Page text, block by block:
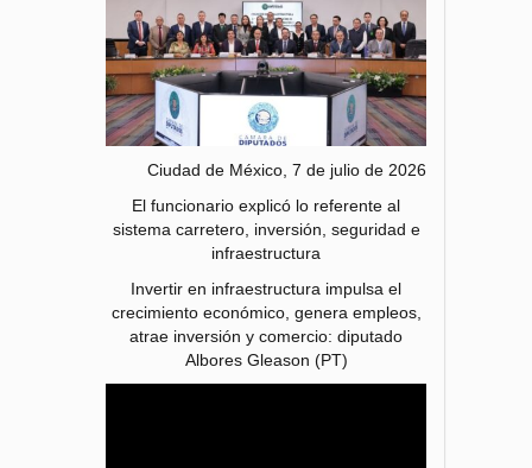
Ciudad de México, 7 de julio de 2026
El funcionario explicó lo referente al
sistema carretero, inversión, seguridad e
infraestructura
Invertir en infraestructura impulsa el
crecimiento económico, genera empleos,
atrae inversión y comercio: diputado
Albores Gleason (PT)